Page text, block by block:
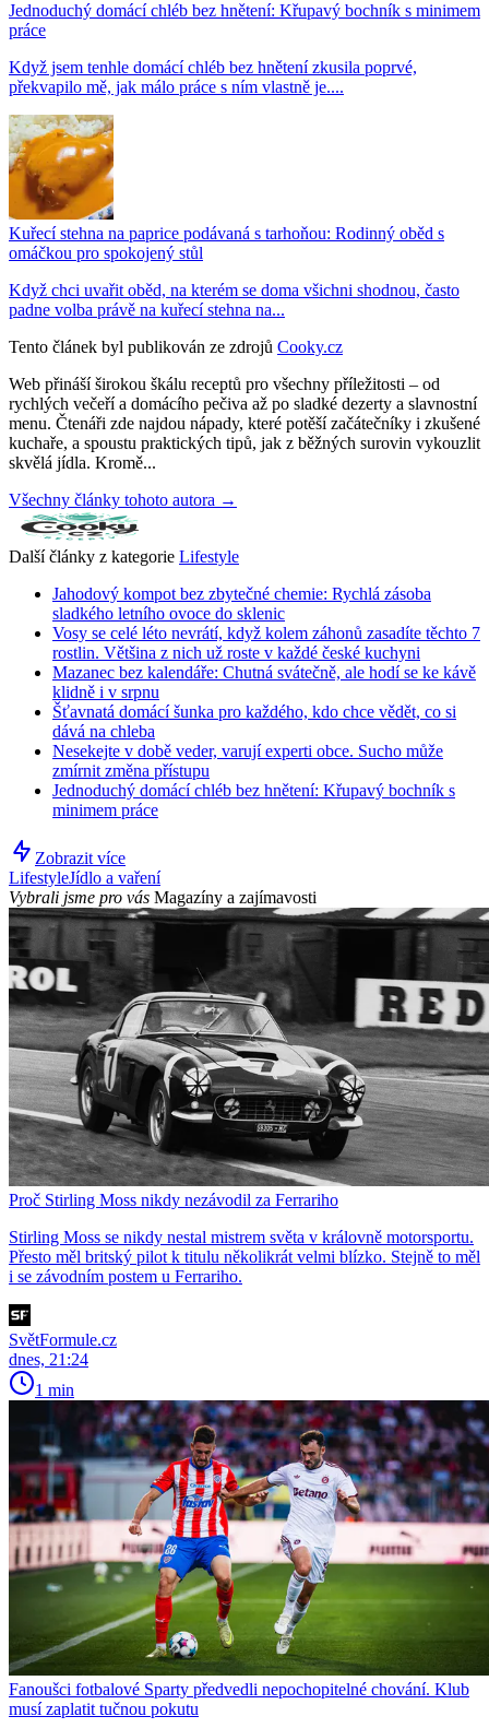
Jednoduchý domácí chléb bez hnětení: Křupavý bochník s minimem
práce
Když jsem tenhle domácí chléb bez hnětení zkusila poprvé,
překvapilo mě, jak málo práce s ním vlastně je....
Kuřecí stehna na paprice podávaná s tarhoňou: Rodinný oběd s
omáčkou pro spokojený stůl
Když chci uvařit oběd, na kterém se doma všichni shodnou, často
padne volba právě na kuřecí stehna na...
Tento článek byl publikován ze zdrojů Cooky.cz
Web přináší širokou škálu receptů pro všechny příležitosti – od
rychlých večeří a domácího pečiva až po sladké dezerty a slavnostní
menu. Čtenáři zde najdou nápady, které potěší začátečníky i zkušené
kuchaře, a spoustu praktických tipů, jak z běžných surovin vykouzlit
skvělá jídla. Kromě...
Všechny články tohoto autora →
Další články z kategorie Lifestyle
Jahodový kompot bez zbytečné chemie: Rychlá zásoba
sladkého letního ovoce do sklenic
Vosy se celé léto nevrátí, když kolem záhonů zasadíte těchto 7
rostlin. Většina z nich už roste v každé české kuchyni
Mazanec bez kalendáře: Chutná svátečně, ale hodí se ke kávě
klidně i v srpnu
Šťavnatá domácí šunka pro každého, kdo chce vědět, co si
dává na chleba
Nesekejte v době veder, varují experti obce. Sucho může
zmírnit změna přístupu
Jednoduchý domácí chléb bez hnětení: Křupavý bochník s
minimem práce
Zobrazit více
LifestyleJídlo a vaření
Vybrali jsme pro vás Magazíny a zajímavosti
Proč Stirling Moss nikdy nezávodil za Ferrariho
Stirling Moss se nikdy nestal mistrem světa v královně motorsportu.
Přesto měl britský pilot k titulu několikrát velmi blízko. Stejně to měl
i se závodním postem u Ferrariho.
SvětFormule.cz
dnes, 21:24
1 min
Fanoušci fotbalové Sparty předvedli nepochopitelné chování. Klub
musí zaplatit tučnou pokutu